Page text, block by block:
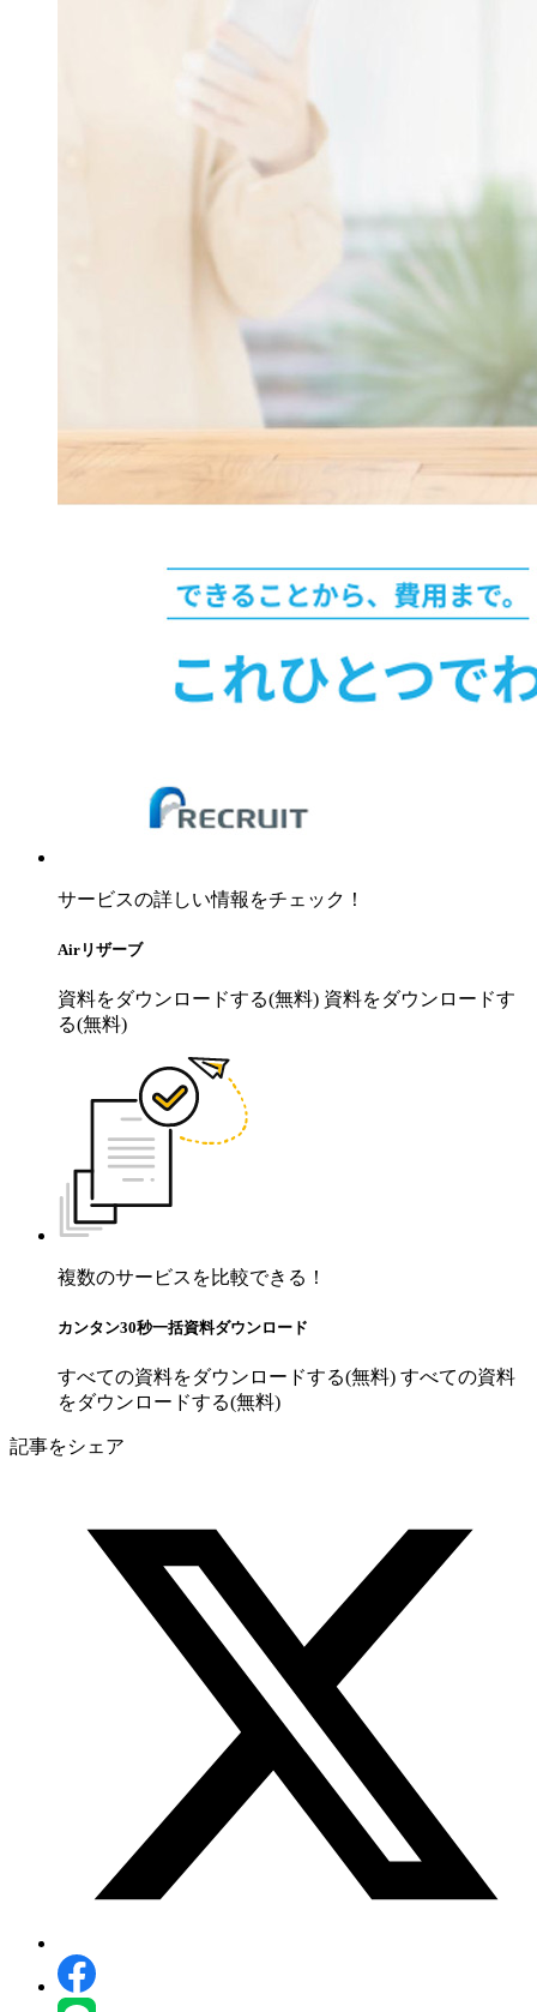
サービスの詳しい情報をチェック！
Airリザーブ
資料をダウンロードする(無料) 資料をダウンロードす
る(無料)
複数のサービスを比較できる！
カンタン30秒一括資料ダウンロード
すべての資料をダウンロードする(無料) すべての資料
をダウンロードする(無料)
記事をシェア